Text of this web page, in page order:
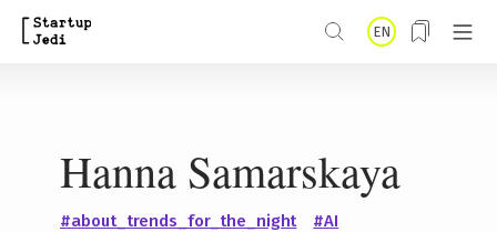
EN
Hanna Samarskaya
#about_trends_for_the_night
#AI